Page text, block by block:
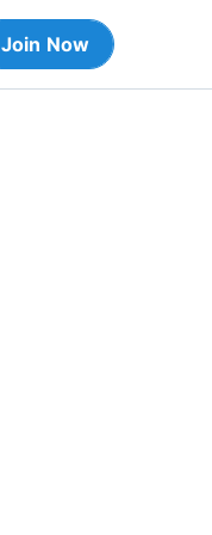
Join Now